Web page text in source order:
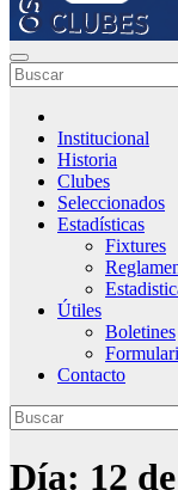
Institucional
Historia
Clubes
Seleccionados
Estadísticas
Fixtures
Útiles
Boletines
Contacto
Día: 12